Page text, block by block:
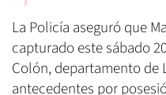
La Policía aseguró que
capturado este sábado
Colón, departamento de
antecedentes por